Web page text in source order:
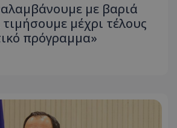
με βαριά
μέχρι τέλους
πρόγραμμα»
YouTube